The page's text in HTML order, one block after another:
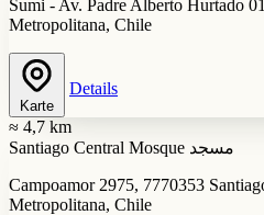
Sumi - Av. Padre Alberto Hurtado
Metropolitana, Chile
Karte
Details
≈ 4,7 km
Santiago Central Mosque مسجد
Campoamor 2975, 7770353
Metropolitana, Chile